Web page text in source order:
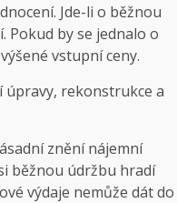
Jde-li o běžnou
Pokud by se jednalo o
vstupní ceny.
úpravy, rekonstrukce a
znění nájemní
běžnou údržbu hradí
výdaje nemůže dát do